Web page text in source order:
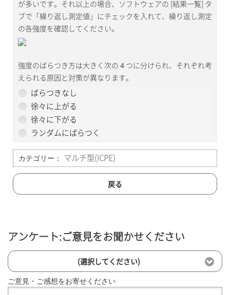
が多いです。それ以上の場合、ソフトウェアの [結果一覧] タ
ブで「繰り返し測定値」にチェックを入れて、繰り返し測定
の各強度を確認してください。
強度のばらつき方は大きく次の４つに分けられ、それぞれ考
えられる原因と対策が異なります。
ばらつきなし
徐々に上がる
徐々に下がる
ランダムにばらつく
カテゴリー： マルチ型(ICPE)
戻る
アンケート:ご意見をお聞かせください
(選択してください)
ご意見・ご感想をお寄せください